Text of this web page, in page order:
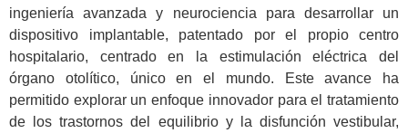
ingeniería avanzada y neurociencia para desarrollar un
dispositivo implantable, patentado por el propio centro
hospitalario, centrado en la estimulación eléctrica del
órgano otolítico, único en el mundo. Este avance ha
permitido explorar un enfoque innovador para el tratamiento
de los trastornos del equilibrio y la disfunción vestibular,